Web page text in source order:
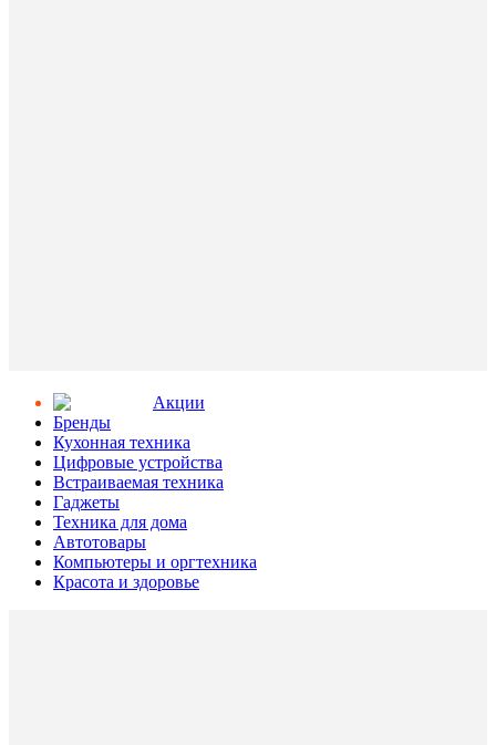
Aкции
Бренды
Кухонная техника
Цифровые устройства
Встраиваемая техника
Гаджеты
Техника для дома
Автотовары
Компьютеры и оргтехника
Красота и здоровье